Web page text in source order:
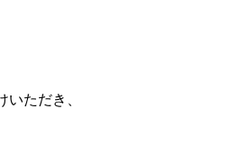
ただき、